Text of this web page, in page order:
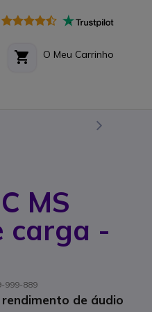
O Meu Carrinho
MS
carga -
999-889
de áudio